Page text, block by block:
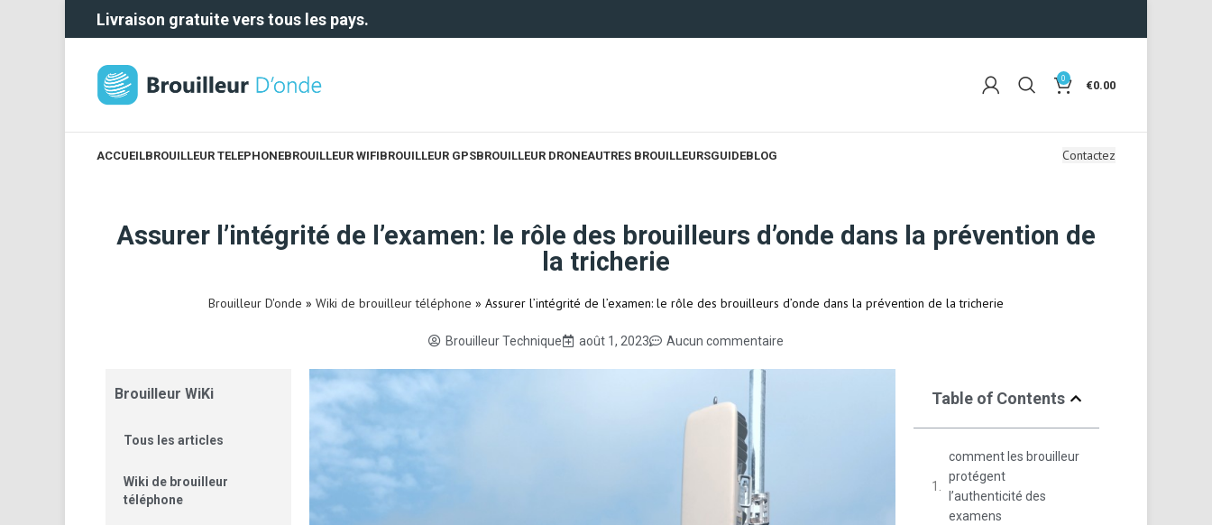
Livraison gratuite vers tous les pays.
0 €0.00
ACCUEILBROUILLEUR TELEPHONEBROUILLEUR WIFIBROUILLEUR GPSBROUILLEUR DRONEAUTRES BROUILLEURSGUIDEBLOG Contactez
Assurer l’intégrité de l’examen: le rôle des brouilleurs d’onde dans la prévention de
la tricherie
Brouilleur D'onde » Wiki de brouilleur téléphone » Assurer l’intégrité de l’examen: le rôle des brouilleurs d’onde dans la prévention de la tricherie
Brouilleur Technique août 1, 2023 Aucun commentaire
Brouilleur WiKi
Tous les articles
Wiki de brouilleur
téléphone
Table of Contents
comment les brouilleur
protégent
l’authenticité des
examens